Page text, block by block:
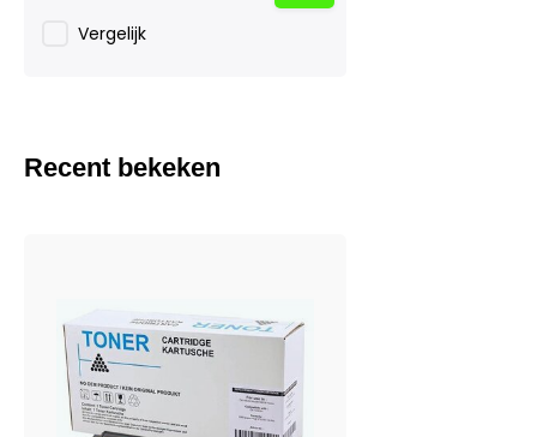
Vergelijk
Recent bekeken